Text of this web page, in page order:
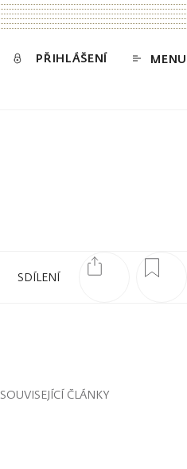
PŘIHLÁŠENÍ MENU
SDÍLENÍ
SOUVISEJÍCÍ ČLÁNKY